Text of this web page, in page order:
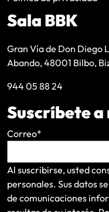
Sala BBK
Gran Vía de Don Diego
Abando, 48001 Bilbo,
944 05 88 24
Suscríbete
Correo*
Al suscribirse, usted
personales. Sus datos
de comunicaciones